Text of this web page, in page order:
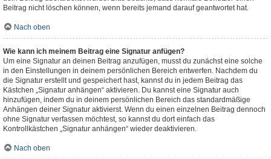
Beitrag nicht löschen können, wenn bereits jemand darauf geantwortet hat.
Nach oben
Wie kann ich meinem Beitrag eine Signatur anfügen?
Um eine Signatur an deinen Beitrag anzufügen, musst du zunächst eine solche
in den Einstellungen in deinem persönlichen Bereich entwerfen. Nachdem du
die Signatur erstellt und gespeichert hast, kannst du in jedem Beitrag das
Kästchen „Signatur anhängen“ aktivieren. Du kannst eine Signatur auch
hinzufügen, indem du in deinem persönlichen Bereich das standardmäßige
Anhängen deiner Signatur aktivierst. Wenn du einen einzelnen Beitrag dennoch
ohne Signatur verfassen möchtest, so kannst du dort einfach das
Kontrollkästchen „Signatur anhängen“ wieder deaktivieren.
Nach oben